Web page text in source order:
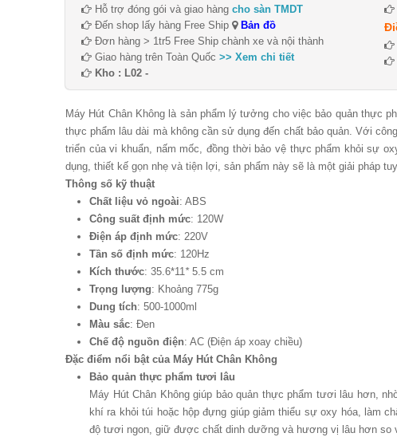
Hỗ trợ đóng gói và giao hàng cho sàn TMDT
Đến shop lấy hàng Free Ship
Bản đồ
Đơn hàng > 1tr5 Free Ship chành xe và nội thành
Giao hàng trên Toàn Quốc >> Xem chi tiết
Kho : L02 -
Máy Hút Chân Không là sản phẩm lý tưởng cho việc bảo quản thực
thực phẩm lâu dài mà không cần sử dụng đến chất bảo quản. Với
triển của vi khuẩn, nấm mốc, đồng thời bảo vệ thực phẩm khỏi sự
dụng, thiết kế gọn nhẹ và tiện lợi, sản phẩm này sẽ là một giải pháp
Thông số kỹ thuật
Chất liệu vỏ ngoài: ABS
Công suất định mức: 120W
Điện áp định mức: 220V
Tần số định mức: 120Hz
Kích thước: 35.6*​11* 5.5 cm
Trọng lượng: Khoảng 775g
Dung tích: 500-1000ml
Màu sắc: Đen
Chế độ nguồn điện: AC (Điện áp xoay chiều)
Đặc điểm nổi bật của Máy Hút Chân Không
Bảo quản thực phẩm tươi lâu
Máy Hút Chân Không giúp bảo quản thực phẩm tươi lâu hơn,
khí ra khỏi túi hoặc hộp đựng giúp giảm thiểu sự oxy hóa, làm
độ tươi ngon, giữ được chất dinh dưỡng và hương vị lâu hơn so